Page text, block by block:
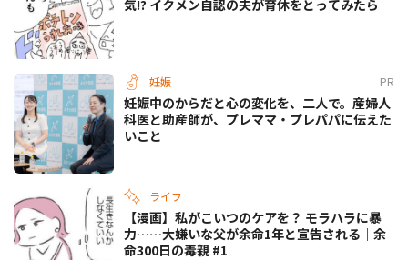
気!? イクメン自認の夫が育休をとってみたら
妊娠 PR
妊娠中のからだと心の変化を、二人で。産婦人
科医と助産師が、プレママ・プレパパに伝えた
いこと
ライフ
【漫画】私がこいつのケアを？ モラハラに暴
力……大嫌いな父が余命1年と宣告される｜余
命300日の毒親 #1